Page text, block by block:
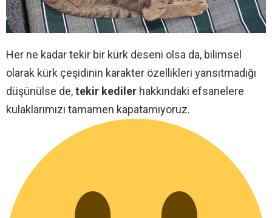
Her ne kadar tekir bir kürk deseni olsa da, bilimsel
olarak kürk çeşidinin karakter özellikleri yansıtmadığı
düşünülse de,tekir kediler hakkındaki efsanelere
kulaklarımızı tamamen kapatamıyoruz.